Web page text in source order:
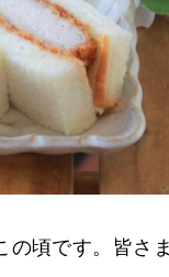
頃です。皆さ